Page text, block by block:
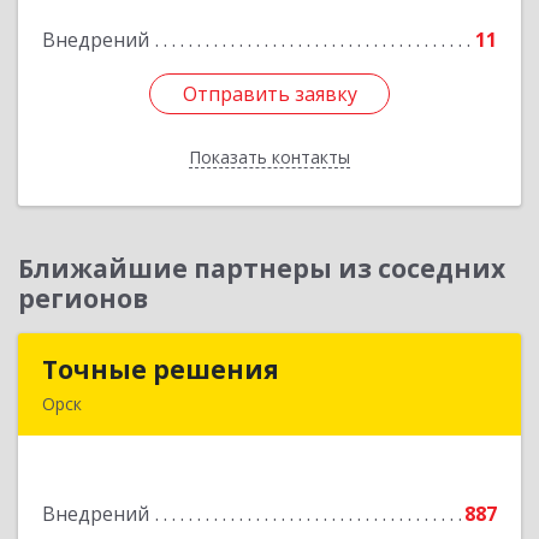
Внедрений 11
Отправить заявку
Показать контакты
Отправить заявку
Назад
Ближайшие партнеры из соседних
регионов
Точные решения
Орск
Внедрений
887
Точные решения